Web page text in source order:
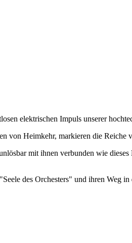
elektrischen Impuls unserer
von Heimkehr, markieren die
mit ihnen verbunden wie
des Orchesters" und ihren Weg